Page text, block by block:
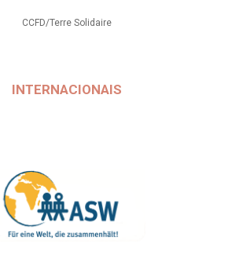
CCFD/Terre Solidaire
INTERNACIONAIS